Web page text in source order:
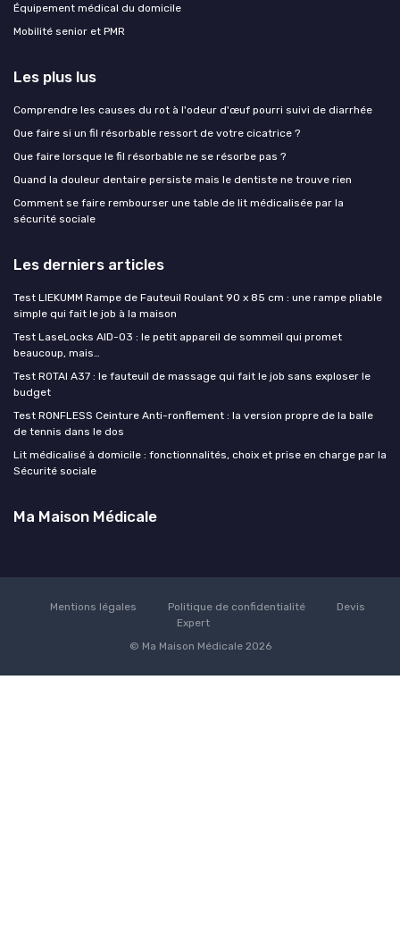
Équipement médical du domicile
Mobilité senior et PMR
Les plus lus
Comprendre les causes du rot à l'odeur d'œuf pourri suivi de diarrhée
Que faire si un fil résorbable ressort de votre cicatrice ?
Que faire lorsque le fil résorbable ne se résorbe pas ?
Quand la douleur dentaire persiste mais le dentiste ne trouve rien
Comment se faire rembourser une table de lit médicalisée par la
sécurité sociale
Les derniers articles
Test LIEKUMM Rampe de Fauteuil Roulant 90 x 85 cm : une rampe pliable
simple qui fait le job à la maison
Test LaseLocks AID-03 : le petit appareil de sommeil qui promet
beaucoup, mais…
Test ROTAI A37 : le fauteuil de massage qui fait le job sans exploser le
budget
Test RONFLESS Ceinture Anti-ronflement : la version propre de la balle
de tennis dans le dos
Lit médicalisé à domicile : fonctionnalités, choix et prise en charge par la
Sécurité sociale
Ma Maison Médicale
Mentions légales Politique de confidentialité
Devis
Expert
© Ma Maison Médicale 2026